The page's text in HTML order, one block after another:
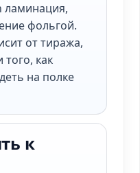
ламинация,
фольгой.
от тиража,
того, как
на полке
к